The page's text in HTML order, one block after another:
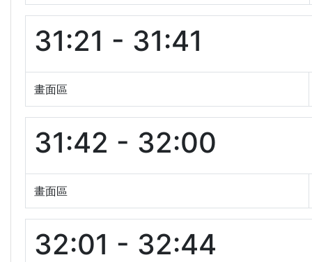
31:21 - 31:41
畫面區
31:42 - 32:00
畫面區
32:01 - 32:44